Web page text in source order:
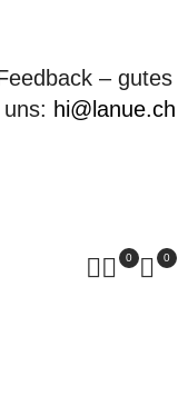
– gutes
hi@lanue.ch
0 0